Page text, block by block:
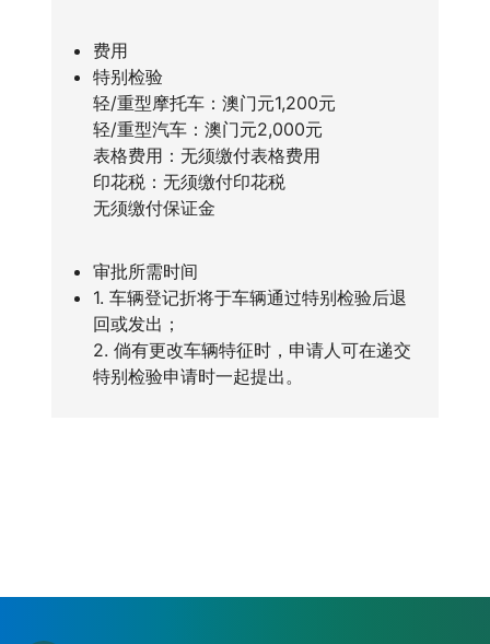
费用
特别检验
轻/重型摩托车：澳门元1,200元
轻/重型汽车：澳门元2,000元
表格费用：无须缴付表格费用
印花税：无须缴付印花税
无须缴付保证金
审批所需时间
1. 车辆登记折将于车辆通过特别检验后退
回或发出；
2. 倘有更改车辆特征时，申请人可在递交
特别检验申请时一起提出。